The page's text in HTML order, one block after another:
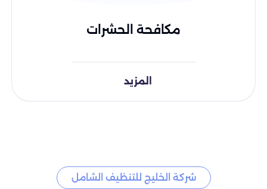
مكافحة الحشرات
المزيد
شركة الخليج للتنظيف الشامل